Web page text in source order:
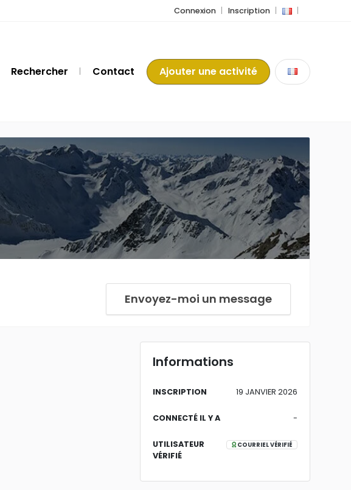
Connexion Inscription
Rechercher Contact Ajouter une activité
Envoyez-moi un message
Informations
INSCRIPTION 19 JANVIER 2026
CONNECTÉ IL Y A -
UTILISATEUR
VÉRIFIÉ
COURRIEL VÉRIFIÉ